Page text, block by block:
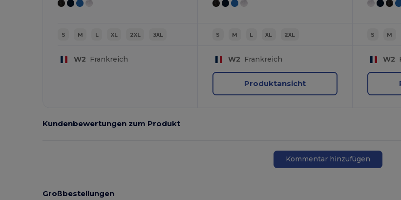
S M L XL 2XL 3XL
W2 Frankreich
S M L XL 2XL
W2 Frankreich
Produktansicht
S M
W2
Kundenbewertungen zum Produkt
Kommentar hinzufügen
Großbestellungen